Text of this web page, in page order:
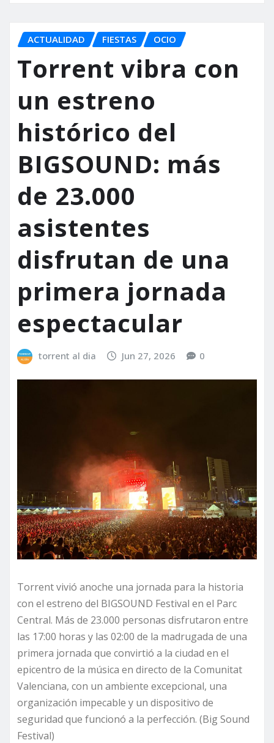
ACTUALIDAD FIESTAS OCIO
Torrent vibra con
un estreno
histórico del
BIGSOUND: más
de 23.000
asistentes
disfrutan de una
primera jornada
espectacular
torrent al dia Jun 27, 2026 0
Torrent vivió anoche una jornada para la historia
con el estreno del BIGSOUND Festival en el Parc
Central. Más de 23.000 personas disfrutaron entre
las 17:00 horas y las 02:00 de la madrugada de una
primera jornada que convirtió a la ciudad en el
epicentro de la música en directo de la Comunitat
Valenciana, con un ambiente excepcional, una
organización impecable y un dispositivo de
seguridad que funcionó a la perfección. (Big Sound
Festival)